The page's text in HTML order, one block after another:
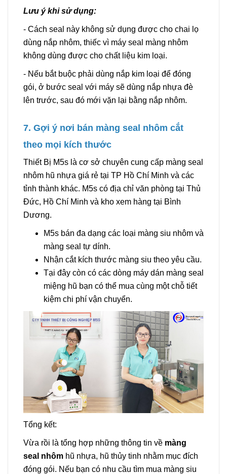
Lưu ý khi sử dụng:
- Cách seal này không sử dụng được cho chai lọ
dùng nắp nhôm, thiếc vì máy seal màng nhôm
không dùng được cho chất liệu kim loại.
- Nếu bắt buộc phải dùng nắp kim loại để đóng
gói, ở bước seal với máy sẽ dùng nắp nhựa đè
lên trước, sau đó mới vặn lại bằng nắp nhôm.
7. Gợi ý nơi bán màng seal nhôm cắt
theo mọi kích thước
Thiết Bị M5s là cơ sở chuyên cung cấp màng seal
nhôm hũ nhựa giá rẻ tại TP Hồ Chí Minh và các
tỉnh thành khác. M5s có địa chỉ văn phòng tại Thủ
Đức, Hồ Chí Minh và kho xem hàng tại Bình
Dương.
M5s bán đa dạng các loại màng siu nhôm và
màng seal tự dính.
Nhận cắt kích thước màng siu theo yêu cầu.
Tại đây còn có các dòng máy dán màng seal
miệng hũ bạn có thể mua cùng một chỗ tiết
kiệm chi phí vận chuyển.
Tổng kết:
Vừa rồi là tổng hợp những thông tin về màng
seal nhôm hũ nhựa, hũ thủy tinh nhằm mục đích
đóng gói. Nếu bạn có nhu cầu tìm mua màng siu